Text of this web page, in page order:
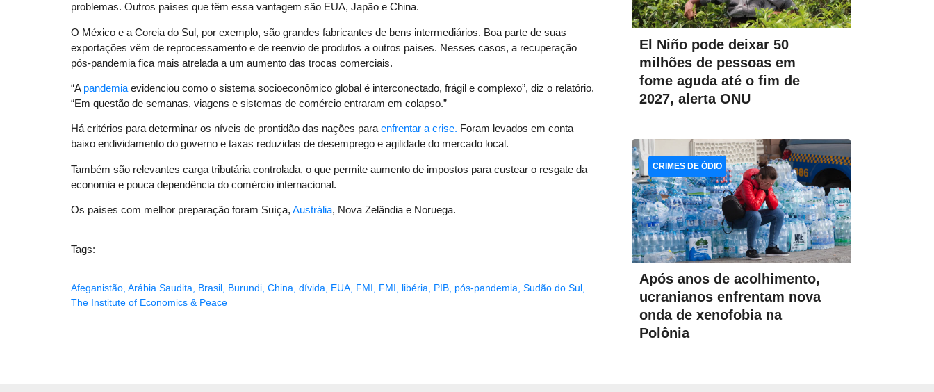
problemas. Outros países que têm essa vantagem são EUA, Japão e China.
O México e a Coreia do Sul, por exemplo, são grandes fabricantes de bens intermediários. Boa parte de suas
exportações vêm de reprocessamento e de reenvio de produtos a outros países. Nesses casos, a recuperação
pós-pandemia fica mais atrelada a um aumento das trocas comerciais.
“A pandemia evidenciou como o sistema socioeconômico global é interconectado, frágil e complexo”, diz o relatório.
“Em questão de semanas, viagens e sistemas de comércio entraram em colapso.”
Há critérios para determinar os níveis de prontidão das nações para enfrentar a crise. Foram levados em conta
baixo endividamento do governo e taxas reduzidas de desemprego e agilidade do mercado local.
Também são relevantes carga tributária controlada, o que permite aumento de impostos para custear o resgate da
economia e pouca dependência do comércio internacional.
Os países com melhor preparação foram Suíça, Austrália, Nova Zelândia e Noruega.
Tags:
Afeganistão Arábia Saudita Brasil Burundi China dívida EUA FMI FMI libéria PIB pós-pandemia Sudão do Sul
The Institute of Economics & Peace
El Niño pode deixar 50
milhões de pessoas em
fome aguda até o fim de
2027, alerta ONU
Após anos de acolhimento,
ucranianos enfrentam nova
onda de xenofobia na
Polônia
CRIMES DE ÓDIO